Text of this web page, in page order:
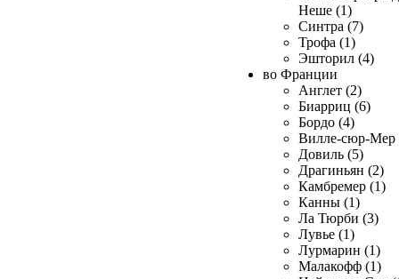
Неше (1)
Синтра (7)
Трофа (1)
Эшторил (4)
во Франции
Англет (2)
Биарриц (6)
Бордо (4)
Вилле-сюр-Мер
Довиль (5)
Драгиньян (2)
Камбремер (1)
Канны (1)
Ла Тюрби (3)
Лувье (1)
Лурмарин (1)
Малакофф (1)